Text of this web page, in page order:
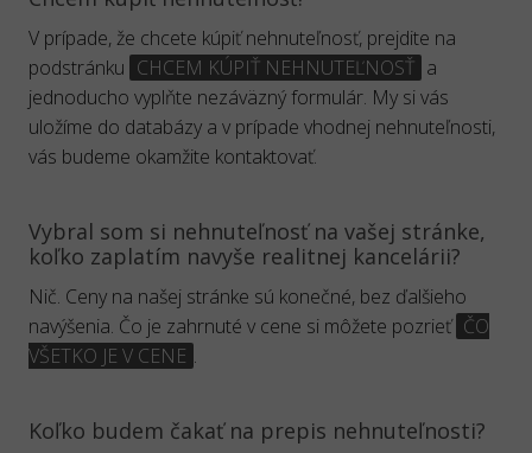
V prípade, že chcete kúpiť nehnuteľnosť, prejdite na
podstránku CHCEM KÚPIŤ NEHNUTEĽNOSŤ a
jednoducho vyplňte nezáväzný formulár. My si vás
uložíme do databázy a v prípade vhodnej nehnuteľnosti,
vás budeme okamžite kontaktovať.
Vybral som si nehnuteľnosť na vašej stránke,
koľko zaplatím navyše realitnej kancelárii?
Nič. Ceny na našej stránke sú konečné, bez ďalšieho
navýšenia. Čo je zahrnuté v cene si môžete pozrieť ČO
VŠETKO JE V CENE .
Koľko budem čakať na prepis nehnuteľnosti?